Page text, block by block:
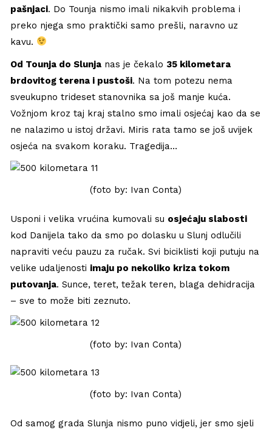
pašnjaci. Do Tounja nismo imali nikakvih problema i
preko njega smo praktički samo prešli, naravno uz
kavu.
Od Tounja do Slunja nas je čekalo 35 kilometara
brdovitog terena i pustoši. Na tom potezu nema
sveukupno trideset stanovnika sa još manje kuća.
Vožnjom kroz taj kraj stalno smo imali osjećaj kao da se
ne nalazimo u istoj državi. Miris rata tamo se još uvijek
osjeća na svakom koraku. Tragedija…
(foto by: Ivan Conta)
Usponi i velika vrućina kumovali su osjećaju slabosti
kod Danijela tako da smo po dolasku u Slunj odlučili
napraviti veću pauzu za ručak. Svi biciklisti koji putuju na
velike udaljenosti imaju po nekoliko kriza tokom
putovanja. Sunce, teret, težak teren, blaga dehidracija
– sve to može biti zeznuto.
(foto by: Ivan Conta)
(foto by: Ivan Conta)
Od samog grada Slunja nismo puno vidjeli, jer smo sjeli